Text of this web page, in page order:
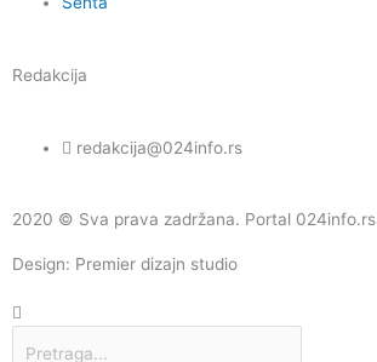
Redakcija
redakcija@024info.rs
2020 © Sva prava zadržana. Portal 024info.rs
Design: Premier dizajn studio
Претрага